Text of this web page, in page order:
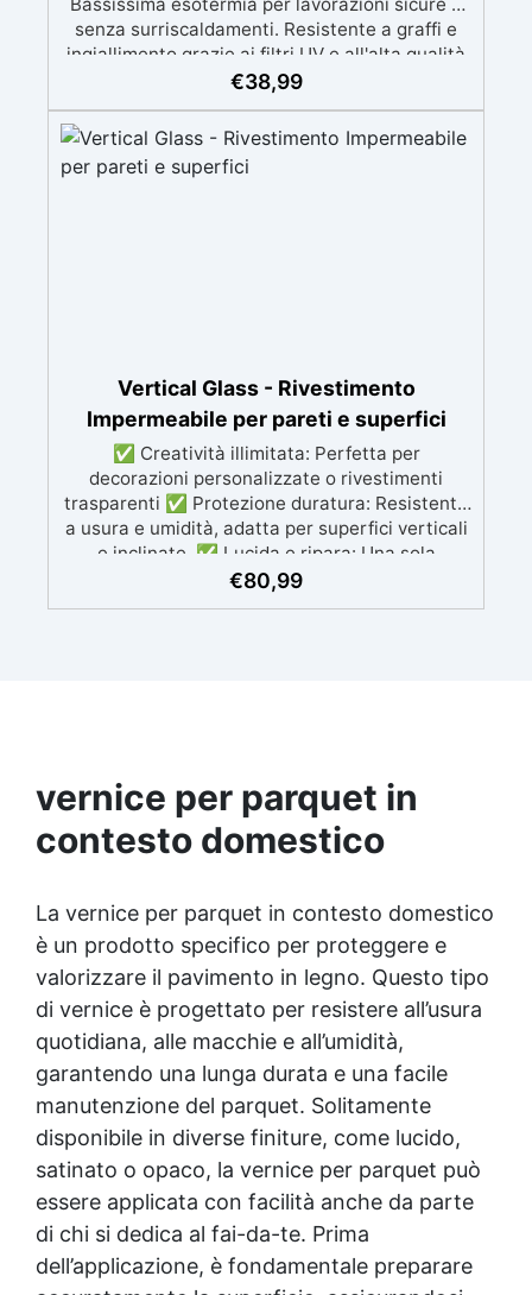
senza surriscaldamenti. Resistente a graffi e
ingiallimento grazie ai filtri UV e all'alta qualità
meccanica. Bassa viscosità per eliminare bolle
BPA/VOC free e certificata per il contatto
prolungato con la pelle.
€38,99
Vertical Glass - Rivestimento
Impermeabile per pareti e superfici
✅ Creatività illimitata: Perfetta per
decorazioni personalizzate o rivestimenti
trasparenti ✅ Protezione duratura: Resistente
a usura e umidità, adatta per superfici verticali
e inclinate. ✅ Lucida e ripara: Una sola
applicazione per una superficie brillante, liscia
€80,99
vernice per parquet in
contesto domestico
La vernice per parquet in contesto domestico
è un prodotto specifico per proteggere e
valorizzare il pavimento in legno. Questo tipo
di vernice è progettato per resistere all’usura
quotidiana, alle macchie e all’umidità,
garantendo una lunga durata e una facile
manutenzione del parquet. Solitamente
disponibile in diverse finiture, come lucido,
satinato o opaco, la vernice per parquet può
essere applicata con facilità anche da parte
di chi si dedica al fai-da-te. Prima
dell’applicazione, è fondamentale preparare